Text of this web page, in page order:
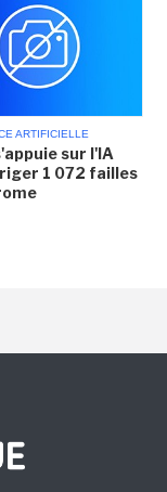
ARTIFICIELLE
sur l'IA
1 072 failles